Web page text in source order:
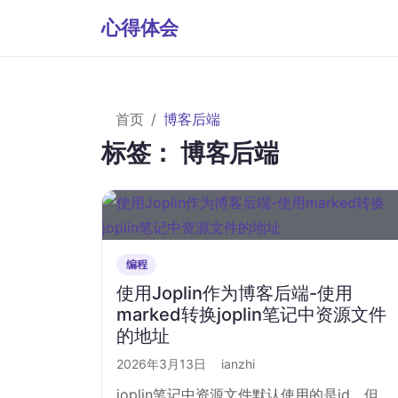
心得体会
首页 博客后端
标签： 博客后端
编程
使用Joplin作为博客后端-使用
marked转换joplin笔记中资源文件
的地址
2026年3月13日 ianzhi
joplin笔记中资源文件默认使用的是id，但